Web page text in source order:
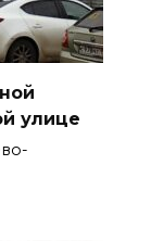
улице